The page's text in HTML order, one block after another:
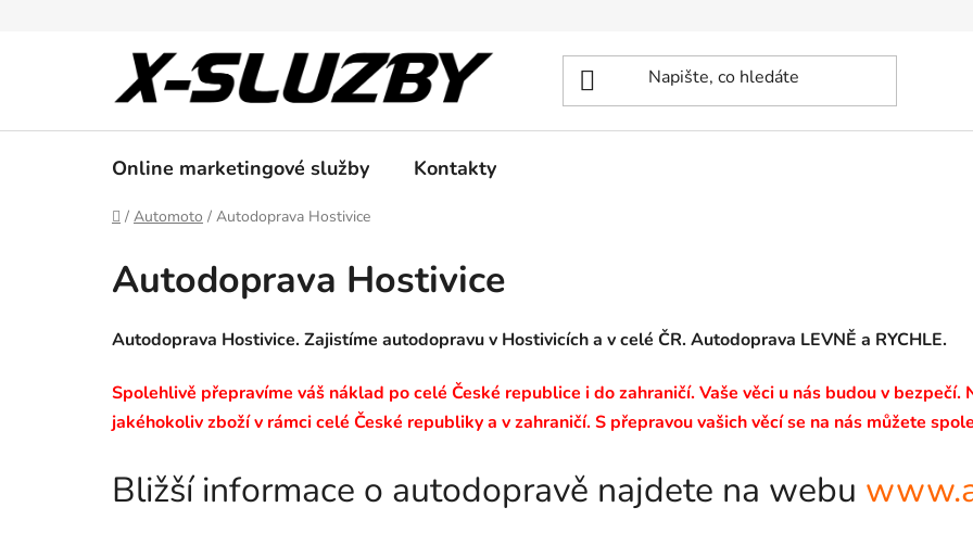
Online marketingové služby Kontakty
Domů
/ Automoto / Autodoprava Hostivice
Autodoprava Hostivice
Autodoprava Hostivice. Zajistíme autodopravu v Hostivicích a v celé ČR. Autodoprava LEVNĚ a RYCHLE.
Spolehlivě přepravíme váš náklad po celé České republice i do zahraničí. Vaše věci u nás budou v
jakéhokoliv zboží v rámci celé České republiky a v zahraničí. S přepravou vašich věcí se na nás můžete
Bližší informace o autodopravě najdete na webu